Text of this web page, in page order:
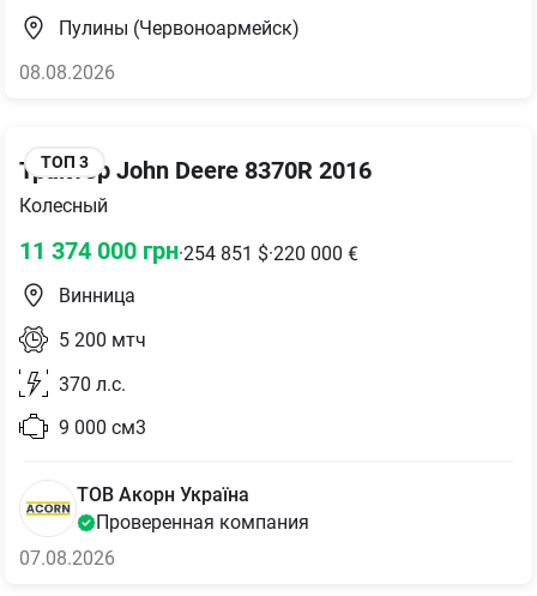
Пулины (Червоноармейск)
08.08.2026
ТОП 3
Трактор John Deere 8370R 2016
Колесный
11 374 000 грн·254 851 $·220 000 €
Винница
5 200 мтч
370 л.с.
9 000 см3
ТОВ Акорн Україна
Проверенная компания
07.08.2026